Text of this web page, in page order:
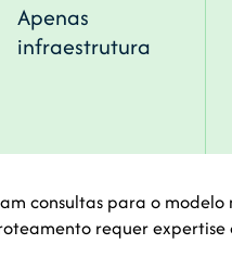
Apenas
infraestrutura
consultas para o
requer